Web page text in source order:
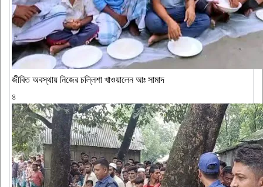
জীবিত অবস্থায় নিজের চল্লিশা খাওয়ালেন আঃ সামাদ
৪